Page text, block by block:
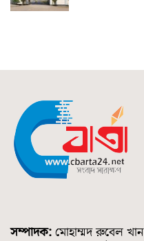
সম্পাদক: মোহাম্মদ রুবেল খান